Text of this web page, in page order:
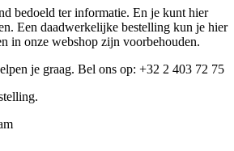
bedoeld ter informatie. En je kunt hier
Een daadwerkelijke bestelling kun je hier
in onze webshop zijn voorbehouden.
je graag. Bel ons op: +32 2 403 72 75